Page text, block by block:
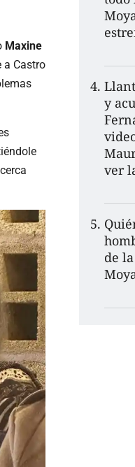
Maxine
a Castro
y
ver
de